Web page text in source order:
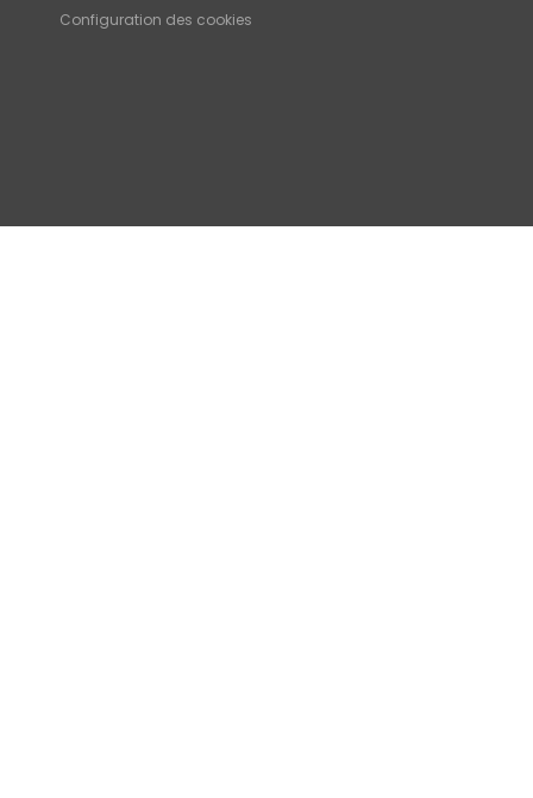
Configuration des cookies